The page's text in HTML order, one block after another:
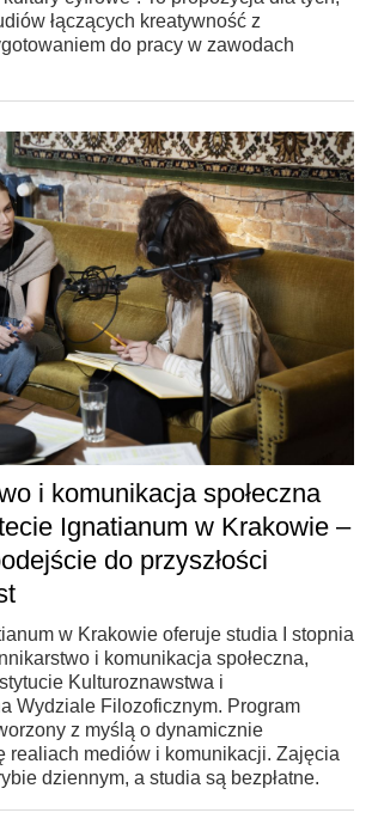
łączących kreatywność z
do pracy w zawodach
i komunikacja społeczna
Ignatianum w Krakowie –
do przyszłości
w Krakowie oferuje studia I stopnia
i komunikacja społeczna,
Kulturoznawstwa i
Wydziale Filozoficznym. Program
z myślą o dynamicznie
realiach mediów i komunikacji. Zajęcia
dziennym, a studia są bezpłatne.